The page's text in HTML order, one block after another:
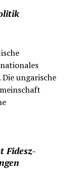
ungarische
Fidesz-